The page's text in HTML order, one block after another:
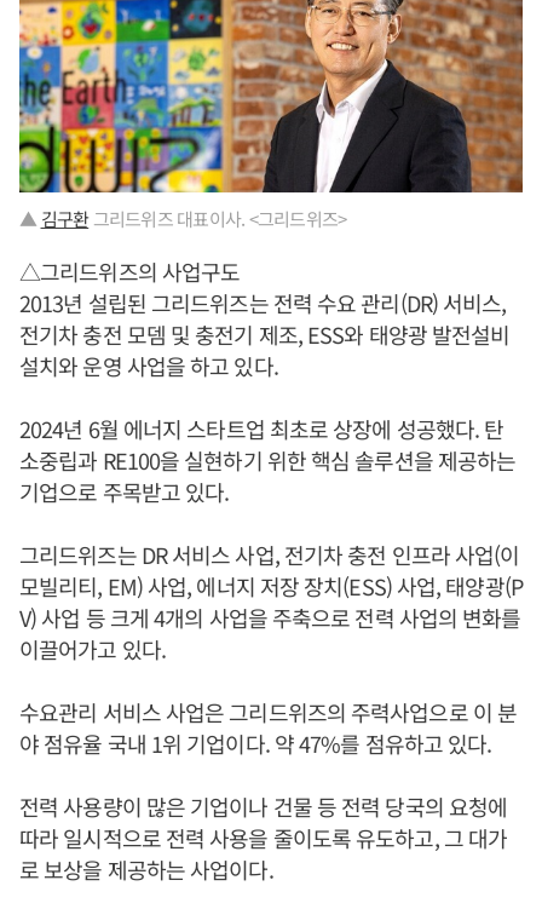
▲ 김구환그리드위즈 대표이사. <그리드위즈>
△그리드위즈의 사업구도
2013년 설립된 그리드위즈는 전력 수요 관리(DR) 서비스,
전기차 충전 모뎀 및 충전기 제조, ESS와 태양광 발전설비
설치와 운영 사업을 하고 있다.
2024년 6월 에너지 스타트업 최초로 상장에 성공했다. 탄
소중립과 RE100을 실현하기 위한 핵심 솔루션을 제공하는
기업으로 주목받고 있다.
그리드위즈는 DR 서비스 사업, 전기차 충전 인프라 사업(이
모빌리티, EM) 사업, 에너지 저장 장치(ESS) 사업, 태양광(P
V) 사업 등 크게 4개의 사업을 주축으로 전력 사업의 변화를
이끌어가고 있다.
수요관리 서비스 사업은 그리드위즈의 주력사업으로 이 분
야 점유율 국내 1위 기업이다. 약 47%를 점유하고 있다.
전력 사용량이 많은 기업이나 건물 등 전력 당국의 요청에
따라 일시적으로 전력 사용을 줄이도록 유도하고, 그 대가
로 보상을 제공하는 사업이다.